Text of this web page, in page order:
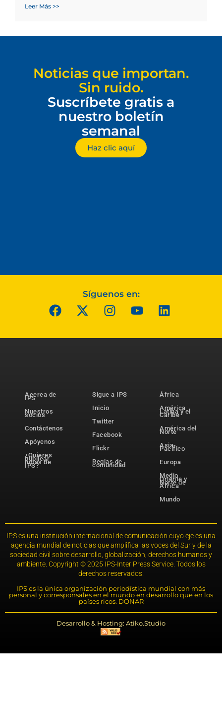
Leer Más >>
Noticias que importan.
Sin ruido.
Suscríbete gratis a
nuestro boletín
semanal
Haz clic aquí
Síguenos en:
Acerca de
IPS
Nuestros
socios
Contáctenos
Apóyenos
¿Quieres
publicar
notas de
IPS?
Sigue a IPS
Inicio
Twitter
Facebook
Flickr
Reglas de
comunidad
África
América
Latina y el
Caribe
América del
Norte
Asia-
Pacífico
Europa
Medio
Oriente y
Norte de
África
Mundo
IPS es una institución internacional de comunicación cuyo eje es una
agencia mundial de noticias que amplifica las voces del Sur y de la
sociedad civil sobre desarrollo, globalización, derechos humanos y
ambiente. Copyright © 2025 IPS-Inter Press Service. Todos los
derechos reservados.
IPS es la única organización periodística mundial con más
personal y corresponsales en el mundo en desarrollo que en los
países ricos. DONAR
Desarrollo & Hosting: Atiko.Studio